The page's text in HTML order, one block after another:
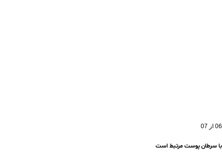
06 از 07
با سرطان پوست مرتبط است